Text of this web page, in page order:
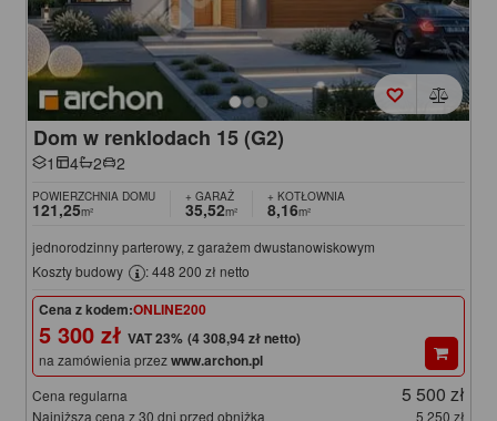
Dom w renklodach 15 (G2)
1 4 2 2
POWIERZCHNIA DOMU
121,25m²
+ GARAŻ
35,52m²
+ KOTŁOWNIA
8,16m²
jednorodzinny parterowy, z garażem dwustanowiskowym
Koszty budowy
: 448 200 zł netto
Cena z kodem:ONLINE200
5 300 zł (4 308,94 zł netto)
na zamówienia przezwww.archon.pl
Cena regularna 5 500 zł
Najniższa cena z 30 dni przed obniżką 5 250 zł